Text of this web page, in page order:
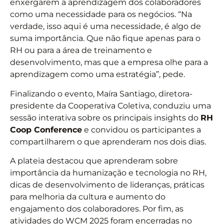
enxergarem a aprendizagem dos colaboradores
como uma necessidade para os negócios. “Na
verdade, isso aqui é uma necessidade, é algo de
suma importância. Que não fique apenas para o
RH ou para a área de treinamento e
desenvolvimento, mas que a empresa olhe para a
aprendizagem como uma estratégia”, pede.
Finalizando o evento, Maíra Santiago, diretora-
presidente da Cooperativa Coletiva, conduziu uma
sessão interativa sobre os principais insights do RH
Coop Conference e convidou os participantes a
compartilharem o que aprenderam nos dois dias.
A plateia destacou que aprenderam sobre
importância da humanização e tecnologia no RH,
dicas de desenvolvimento de lideranças, práticas
para melhoria da cultura e aumento do
engajamento dos colaboradores. Por fim, as
atividades do WCM 2025 foram encerradas no